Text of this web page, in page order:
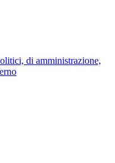
di amministrazione,